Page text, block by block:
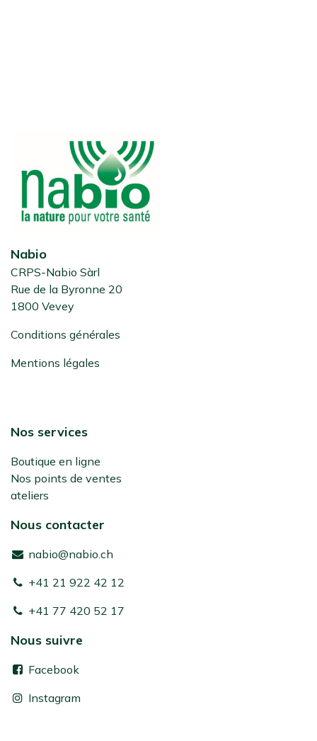
Nabio
CRPS-Nabio Sàrl
Rue de la Byronne 20
1800 Vevey
Conditions générales
Mentions légales
Nos services
Boutique en ligne
Nos points de ventes
ateliers
Nous contacter
nabio@nabio.ch
+41 21 922 42 12
+41 77 420 52 17
Nous suivre
Facebook
Instagram